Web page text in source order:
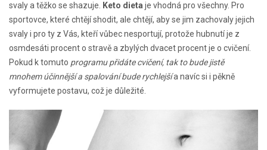
svaly a těžko se shazuje. Keto dieta je vhodná pro všechny. Pro
sportovce, které chtějí shodit, ale chtějí, aby se jim zachovaly jejich
svaly i pro ty z Vás, kteří vůbec nesportují, protože hubnutí je z
osmdesáti procent o stravě a zbylých dvacet procent je o cvičení.
Pokud k tomuto programu přidáte cvičení, tak to bude jistě
mnohem účinnější a spalování bude rychlejšía navíc si i pěkně
vyformujete postavu, což je důležité.